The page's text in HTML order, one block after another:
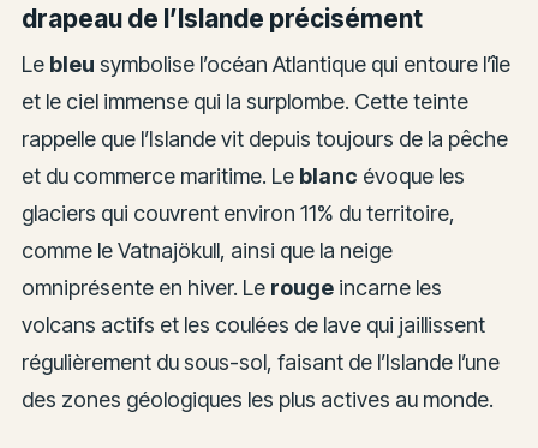
drapeau de l’Islande précisément
Le bleu symbolise l’océan Atlantique qui entoure l’île
et le ciel immense qui la surplombe. Cette teinte
rappelle que l’Islande vit depuis toujours de la pêche
et du commerce maritime. Le blanc évoque les
glaciers qui couvrent environ 11% du territoire,
comme le Vatnajökull, ainsi que la neige
omniprésente en hiver. Le rougeincarne les
volcans actifs et les coulées de lave qui jaillissent
régulièrement du sous-sol, faisant de l’Islande l’une
des zones géologiques les plus actives au monde.